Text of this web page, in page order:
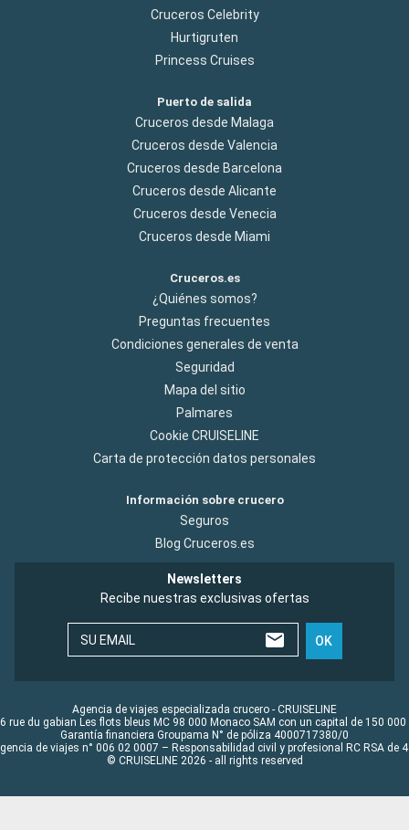
Cruceros Celebrity
Hurtigruten
Princess Cruises
Puerto de salida
Cruceros desde Malaga
Cruceros desde Valencia
Cruceros desde Barcelona
Cruceros desde Alicante
Cruceros desde Venecia
Cruceros desde Miami
Cruceros.es
¿Quiénes somos?
Preguntas frecuentes
Condiciones generales de venta
Seguridad
Mapa del sitio
Palmares
Cookie CRUISELINE
Carta de protección datos personales
Información sobre crucero
Seguros
Blog Cruceros.es
Newsletters
Recibe nuestras exclusivas ofertas
SU EMAIL OK
Agencia de viajes especializada crucero - CRUISELINE
rue du gabian Les flots bleus MC 98 000 Monaco SAM con un capital de 150 000
Garantía financiera Groupama N° de póliza 4000717380/0
de viajes n° 006 02 0007 – Responsabilidad civil y profesional RC RSA de
© CRUISELINE 2026 - all rights reserved